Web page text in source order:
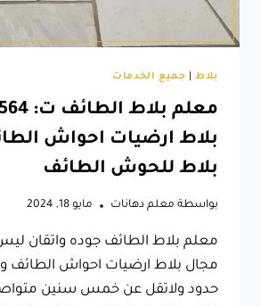
بلاط| جميع الخدمات
معلم
بلاط ارضيات احواش
بلاط للحوش الطائف
بواسطة معلم دهانات مايو 18, 2024
معلم بلاط الطائف جوده واتقان
مجال بلاط ارضيات احواش الطائف
حدود ولاتقل عن خمس سنين